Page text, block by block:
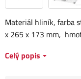
Materiál hliník, farba
x 265 x 173 mm,
Celý popis